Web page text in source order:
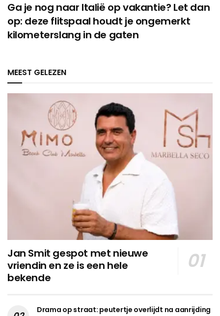
Ga je nog naar Italië op vakantie? Let dan
op: deze flitspaal houdt je ongemerkt
kilometerslang in de gaten
MEEST GELEZEN
Jan Smit gespot met nieuwe
vriendin en ze is een hele
bekende
Drama op straat: peutertje overlijdt na aanrijding